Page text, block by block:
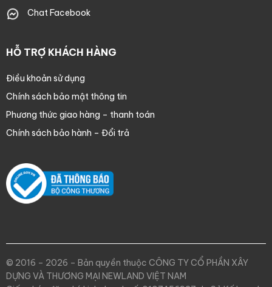
Chat Facebook
HỖ TRỢ KHÁCH HÀNG
Điều khoản sử dụng
Chính sách bảo mật thông tin
Phương thức giao hàng – thanh toán
Chính sách bảo hành – Đổi trả
© 2016 – 2026 – Bản quyền thuộc CÔNG TY CỔ PHẦN XÂY
DỰNG VÀ THƯƠNG MẠI NEWLAND VIỆT NAM